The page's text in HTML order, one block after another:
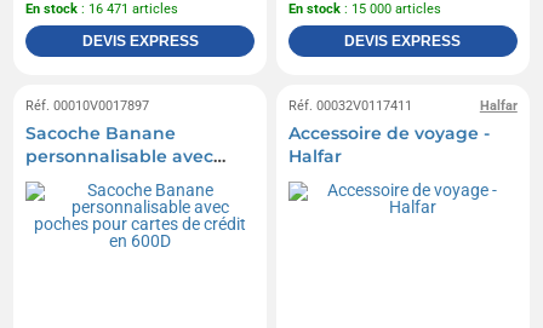
En stock : 16 471 articles
DEVIS EXPRESS
En stock : 15 000 articles
DEVIS EXPRESS
Réf. 00010V0017897
Sacoche Banane
personnalisable avec
poches pour cartes de
crédit en 600D
Halfar
Réf. 00032V0117411
Accessoire de voyage -
Halfar